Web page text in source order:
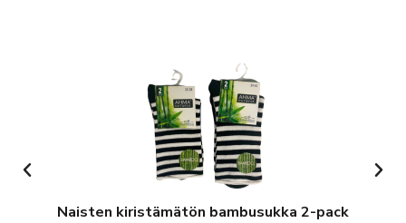
Naisten kiristämätön bambusukka 2-pack